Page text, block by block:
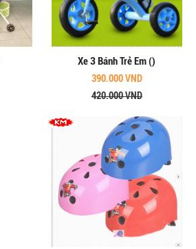
Xe 3 Bánh Trẻ Em ()
390.000 VND
420.000 VND